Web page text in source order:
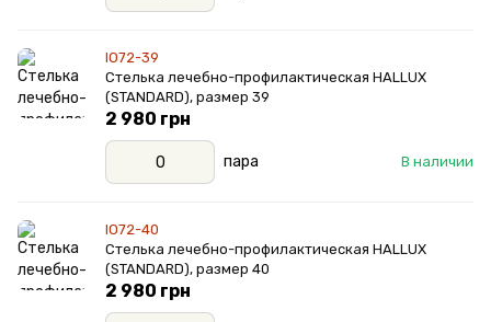
IO72-39
Стелька лечебно-профилактическая HALLUX
(STANDARD), размер 39
В наличии
2 980 грн
пара
IO72-40
Стелька лечебно-профилактическая HALLUX
(STANDARD), размер 40
2 980 грн